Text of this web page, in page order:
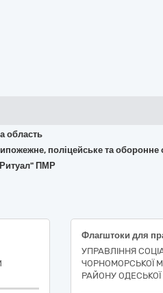
область
поліцейське та
Ритуал" ПМР
Флагштоки для
УПРАВЛІННЯ
ЧОРНОМОРСЬКОЇ
РАЙОНУ ОДЕСЬКОЇ